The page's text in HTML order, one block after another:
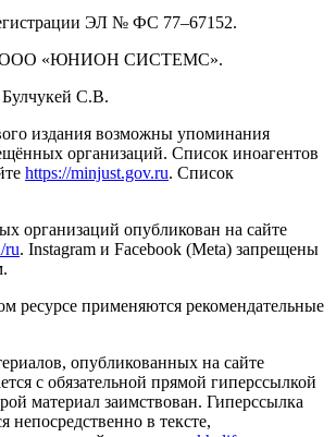
ЭЛ № ФС 77–67152.
ООО «ЮНИОН СИСТЕМС».
С.В.
издания возможны упоминания
организаций. Список иноагентов
https://minjust.gov.ru. Список
организаций опубликован на сайте
ru. Instagram и Facebook (Metа) запрещены
ресурсе применяются рекомендательные
опубликованных на сайте
с обязательной прямой гиперссылкой
материал заимствован. Гиперссылка
непосредственно в тексте,